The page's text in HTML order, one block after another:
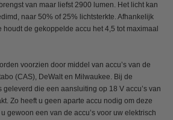
van maar liefst 2900 lumen. Het licht kan
naar 50% of 25% lichtsterkte. Afhankelijk
de gekoppelde accu het 4,5 tot maximaal
voorzien door middel van accu’s van de
(CAS), DeWalt en Milwaukee. Bij de
die een aansluiting op 18 V accu’s van
Zo heeft u geen aparte accu nodig om deze
gewoon een van de accu’s voor uw elektrisch